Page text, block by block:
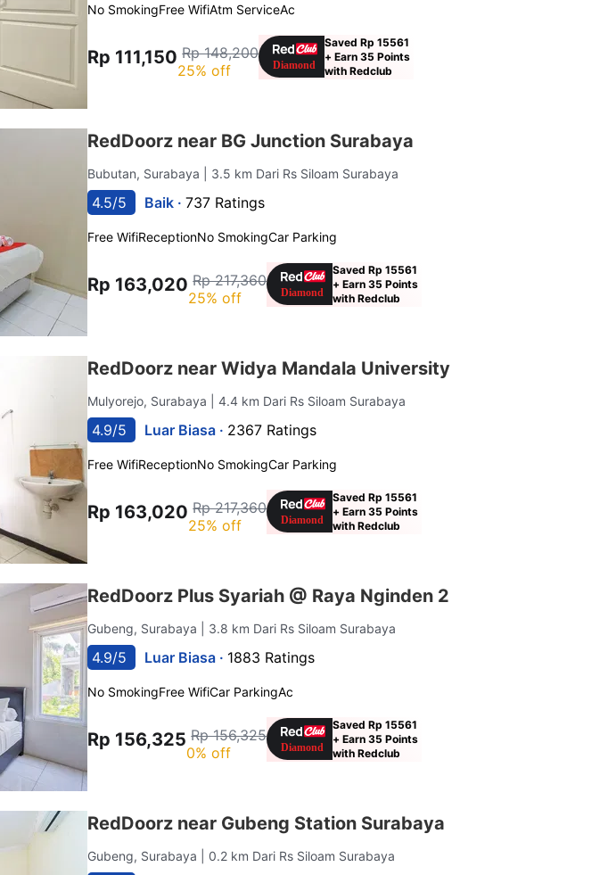
No SmokingFree WifiAtm ServiceAc
Rp 111,150 Rp 148,200
25% off
Saved Rp 15561
+ Earn 35 Points
with Redclub
RedDoorz near BG Junction Surabaya
Bubutan, Surabaya | 3.5 km Dari Rs Siloam Surabaya
4.5/5 Baik ·737 Ratings
Free WifiReceptionNo SmokingCar Parking
Rp 163,020 Rp 217,360
25% off
Saved Rp 15561
+ Earn 35 Points
with Redclub
RedDoorz near Widya Mandala University
Mulyorejo, Surabaya | 4.4 km Dari Rs Siloam Surabaya
4.9/5 Luar Biasa · 2367 Ratings
Free WifiReceptionNo SmokingCar Parking
Rp 163,020 Rp 217,360
25% off
Saved Rp 15561
+ Earn 35 Points
with Redclub
RedDoorz Plus Syariah @ Raya Nginden 2
Gubeng, Surabaya | 3.8 km Dari Rs Siloam Surabaya
4.9/5 Luar Biasa · 1883 Ratings
No SmokingFree WifiCar ParkingAc
Rp 156,325 Rp 156,325
0% off
Saved Rp 15561
+ Earn 35 Points
with Redclub
RedDoorz near Gubeng Station Surabaya
Gubeng, Surabaya | 0.2 km Dari Rs Siloam Surabaya